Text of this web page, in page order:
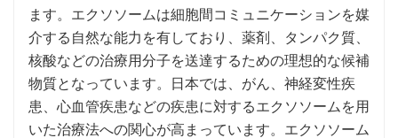
ます。エクソソームは細胞間コミュニケーションを媒
介する自然な能力を有しており、薬剤、タンパク質、
核酸などの治療用分子を送達するための理想的な候補
物質となっています。日本では、がん、神経変性疾
患、心血管疾患などの疾患に対するエクソソームを用
いた治療法への関心が高まっています。エクソソーム